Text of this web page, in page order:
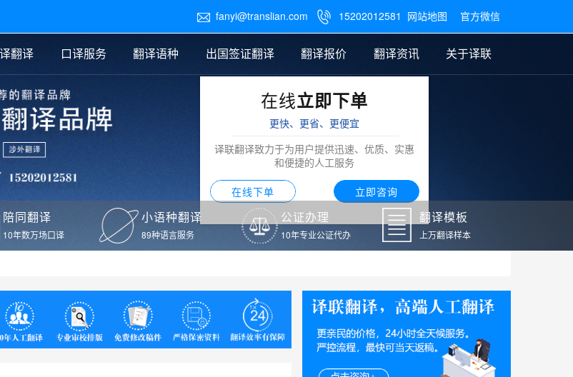
 fanyi@translian.com  15202012581 网站地图 官方微信
翻译
律翻译 说明书翻译 图纸翻译
口译服务
同声传译
翻译语种
译 泰语翻译
葡萄牙语翻译
出国签证翻译 翻译报价
笔译翻译报价
证件翻译报价
翻译资讯
公证样本
签证翻译
关于译联
在线立即下单
更快、更省、更便宜
译联翻译致力于为用户提供迅速、优质、实惠
和便捷的人工服务
在线下单 立即咨询
陪同翻译
10年数万场口译
小语种翻译
89种语言服务
公证办理
10年专业公证代办
翻译模板
上万翻译样本